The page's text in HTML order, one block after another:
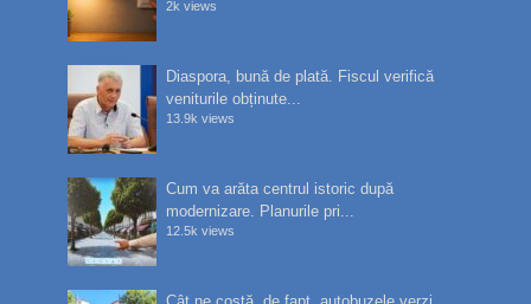
2k views
Diaspora, bună de plată. Fiscul verifică
veniturile obținute...
13.9k views
Cum va arăta centrul istoric după
modernizare. Planurile pri...
12.5k views